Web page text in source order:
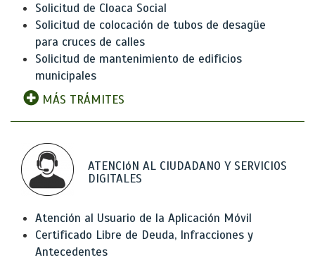
Solicitud de Cloaca Social
Solicitud de colocación de tubos de desagüe
para cruces de calles
Solicitud de mantenimiento de edificios
municipales
MÁS TRÁMITES
ATENCIóN AL CIUDADANO Y SERVICIOS
DIGITALES
Atención al Usuario de la Aplicación Móvil
Certificado Libre de Deuda, Infracciones y
Antecedentes